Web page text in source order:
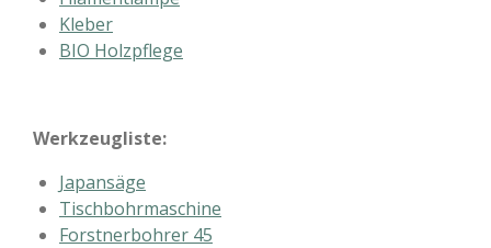
Kleber
BIO Holzpflege
Werkzeugliste:
Japansäge
Tischbohrmaschine
Forstnerbohrer 45